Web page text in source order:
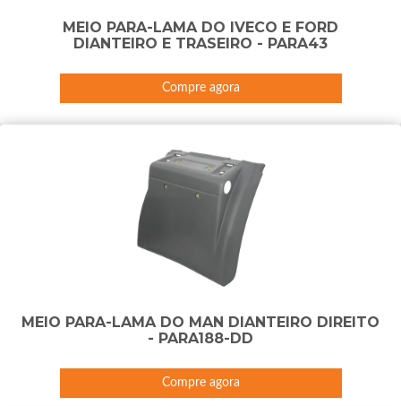
MEIO PARA-LAMA DO IVECO E FORD
DIANTEIRO E TRASEIRO - PARA43
Compre agora
MEIO PARA-LAMA DO MAN DIANTEIRO DIREITO
- PARA188-DD
Compre agora